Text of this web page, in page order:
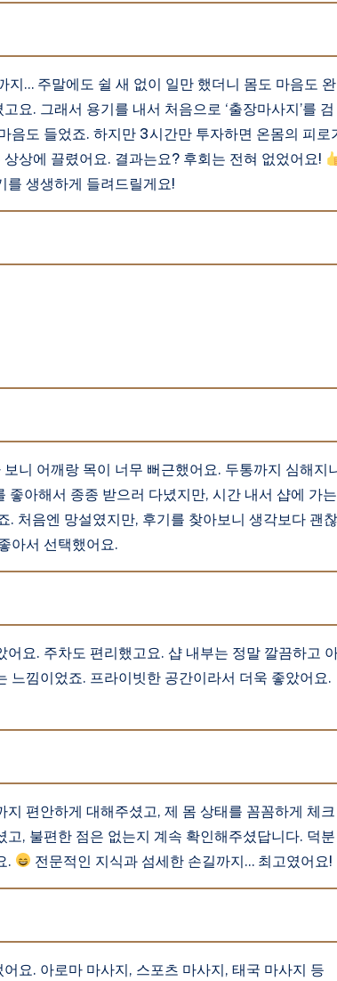
지… 주말에도 쉴 새 없이 일만 했더니 몸도 마음도 완
요. 그래서 용기를 내서 처음으로 ‘출장마사지’를 검
음도 들었죠. 하지만 3시간만 투자하면 온몸의 피로
상에 끌렸어요. 결과는요? 후회는 전혀 없었어요!
를 생생하게 들려드릴게요!
니 어깨랑 목이 너무 뻐근했어요. 두통까지 심해지
좋아해서 종종 받으러 다녔지만, 시간 내서 샵에 가는
. 처음엔 망설였지만, 후기를 찾아보니 생각보다 괜찮
아서 선택했어요.
요. 주차도 편리했고요. 샵 내부는 정말 깔끔하고
느낌이었죠. 프라이빗한 공간이라서 더욱 좋았어요.
편안하게 대해주셨고, 제 몸 상태를 꼼꼼하게 체크
, 불편한 점은 없는지 계속 확인해주셨답니다. 덕분
.
전문적인 지식과 섬세한 손길까지… 최고였어요!
요. 아로마 마사지, 스포츠 마사지, 태국 마사지 등